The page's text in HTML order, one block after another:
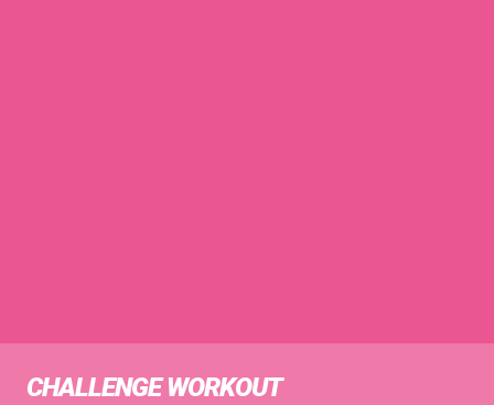
CHALLENGE WORKOUT